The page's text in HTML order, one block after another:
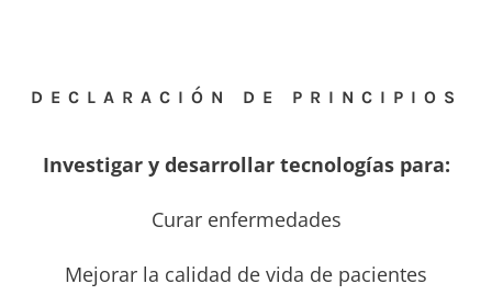
DECLARACIÓN DE PRINCIPIOS
Investigar y desarrollar tecnologías para:
Curar enfermedades
Mejorar la calidad de vida de pacientes